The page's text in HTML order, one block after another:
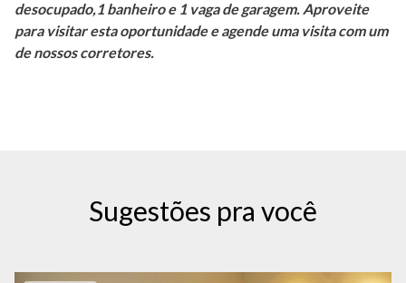
desocupado,1 banheiro e 1 vaga de garagem. Aproveite
para visitar esta oportunidade e agende uma visita com um
de nossos corretores.
Sugestões pra você